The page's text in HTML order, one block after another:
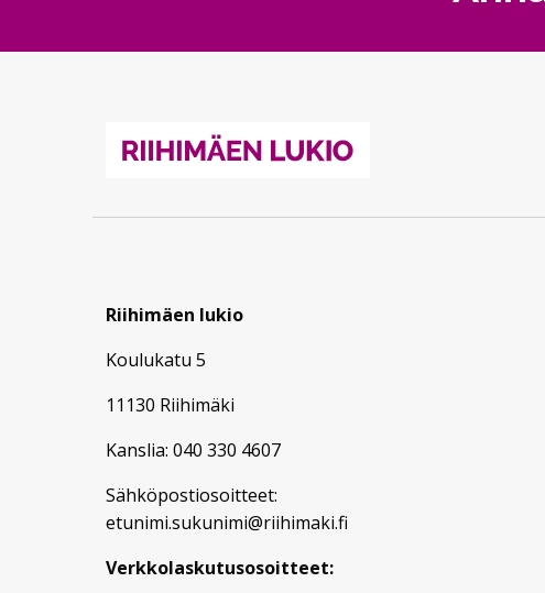
Riihimäen lukio
Koulukatu 5
11130 Riihimäki
Kanslia: 040 330 4607
Sähköpostiosoitteet:
etunimi.sukunimi@riihimaki.fi
Verkkolaskutusosoitteet: